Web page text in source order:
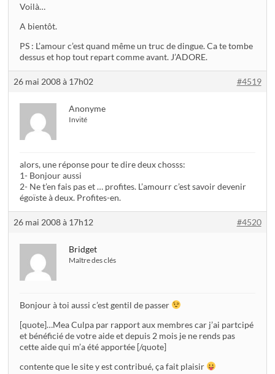
Voilà…
A bientôt.
PS : L’amour c’est quand même un truc de dingue. Ca te tombe
dessus et hop tout repart comme avant. J’ADORE.
26 mai 2008 à 17h02 #4519
Anonyme
Invité
alors, une réponse pour te dire deux chosss:
1- Bonjour aussi
2- Ne t’en fais pas et … profites. L’amourr c’est savoir devenir
égoïste à deux. Profites-en.
26 mai 2008 à 17h12 #4520
Bridget
Maître des clés
Bonjour à toi aussi c’est gentil de passer
[quote]…Mea Culpa par rapport aux membres car j’ai partcipé
et bénéficié de votre aide et depuis 2 mois je ne rends pas
cette aide qui m’a été apportée [/quote]
contente que le site y est contribué, ça fait plaisir